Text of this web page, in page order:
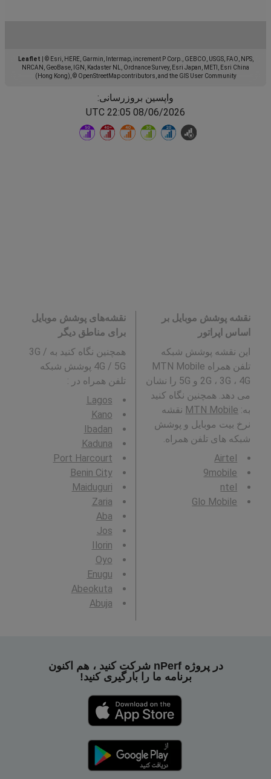
Leaflet
© Esri, HERE, Garmin, Intermap, increment P Corp., GEBCO, USGS, FAO, NPS,
NRCAN, GeoBase, IGN, Kadaster NL, Ordnance Survey, Esri Japan, METI, Esri China
(Hong Kong), © OpenStreetMap contributors, and the GIS User Community
واپسین بروزرسانی:
08/06/2026 22:05 UTC
نقشه پوشش موبایل بر
اساس اپراتور
این نقشه پوشش شبکه
تلفن همراه MTN Mobile
2G ، 3G ، 4G و 5G را نشان
می دهد. همچنین نگاه کنید
به: MTN Mobile نقشه
نرخ بیت موبایل و پوشش
شبکه های تلفن همراه.
Airtel
9mobile
ntel
Glo Mobile
نقشه‌های پوشش موبایل
برای مناطق دیگر
همچنین نگاه کنید به 3G /
4G / 5G پوشش شبکه
تلفن همراه در :
Lagos
Kano
Ibadan
Kaduna
Port Harcourt
Benin City
Maiduguri
Zaria
Aba
Jos
Ilorin
Oyo
Enugu
Abeokuta
Abuja
در پروژه nPerf شرکت کنید ، هم اکنون
برنامه ما را بارگیری کنید!